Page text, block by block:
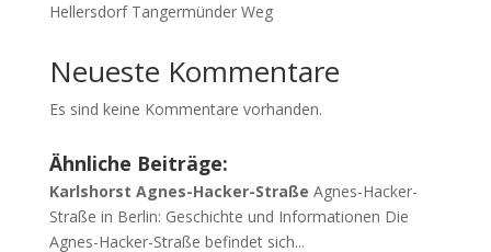
Hellersdorf Tangermünder Weg
Neueste Kommentare
Es sind keine Kommentare vorhanden.
Ähnliche Beiträge:
Karlshorst Agnes-Hacker-Straße Agnes-Hacker-
Straße in Berlin: Geschichte und Informationen Die
Agnes-Hacker-Straße befindet sich...